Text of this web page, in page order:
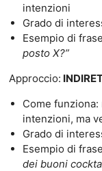
intenzioni
Grado di
Esempio di
posto X?”
Approccio:
Come
intenzioni, ma
Grado di
Esempio di
dei buoni